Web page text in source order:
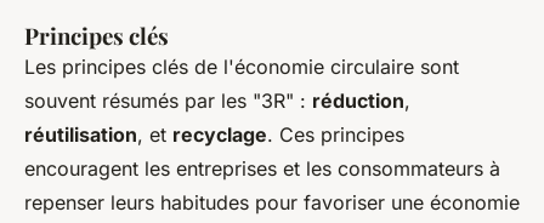
Principes clés
Les principes clés de l'économie circulaire sont
souvent résumés par les "3R" : réduction,
réutilisation, et recyclage. Ces principes
encouragent les entreprises et les consommateurs à
repenser leurs habitudes pour favoriser une économie